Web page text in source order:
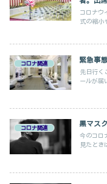
コロナウ
式の縮小
コロナ関連
緊急事
先日行く
ールが届
コロナ関連
黒マス
今のコロ
見たとき